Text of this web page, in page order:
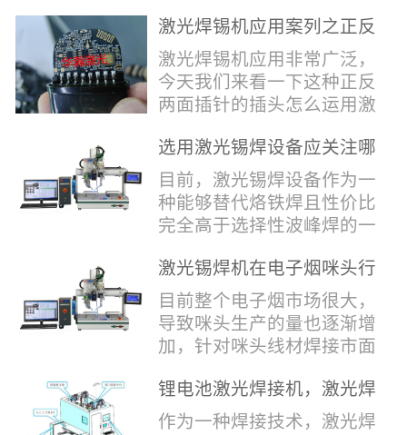
整机调试、性能检测到成品
领域十余载，没有华丽的措
辞，只有最朴实的工艺呈
现，为客户解决实实在在的
落地生产难题。决定电池安
全的“微米关卡”随着新能源
汽车与储能市场爆发式增
堂，共同回顾了过去一年的
奋斗与辉煌，分享了成功的
喜悦，并对新的一年充满了
无限憧憬。回望过去，铭记
经理尹建中先生发表了振奋
人心的讲话。他首先对全体
员工在过去一年中的辛勤付
出和卓越贡献表示了最衷心
的感谢，并全面回顾了公司
在过去一年里取得的各项成
激光焊锡机应用案列之正反
两面插针焊接
激光焊锡机应用非常广泛，
今天我们来看一下这种正反
两面插针的插头怎么运用激
反两面都有插针的插头，其
焊接的方式还是有一定的难
点的，第一回流焊和自动烙
铁焊都不合适，因为对面一
会烫伤，在加上有干涉，烙
铁头不方便下去，目前在大
多数情况只能采用人工焊
接，目前人工成本贵，流动
性大，焊接的品质也难保
证。 但采用激光...
选用激光锡焊设备应关注哪
些方面
目前，激光锡焊设备作为一
种能够替代烙铁焊且性价比
完全高于选择性波峰焊的一
来越多的企业关注与使用，
那么在选择激光锡焊设备方
面应该关注哪几点哪？
其一，激光锡焊接设备上
动力核心部件，激光器肯定
是锡焊接设备最至关重要的
一环。目前作为激光锡焊接
激光锡焊机在电子烟咪头行
业的应用
目前整个电子烟市场很大，
导致咪头生产的量也逐渐增
加，针对咪头线材焊接市面
统烙铁焊接，优势价格便
宜，咪头焊接自动化生产线
锂电池激光焊接机，激光焊
锡机厂家如何选？
作为一种焊接技术，激光焊